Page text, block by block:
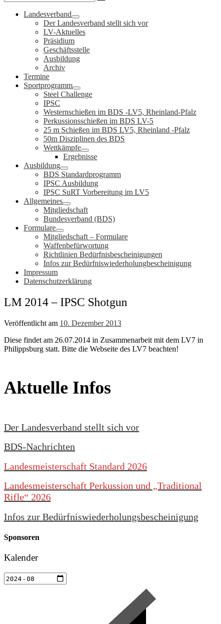
Suchen …
Landesverband
Der Landesverband stellt sich vor
LV-Aktuelles
Präsidium
Geschäftsstelle
Ausbildung
Archiv
Termine
Sportprogramm
Steel Challenge
IPSC
Westernschießen im BDS -LV5, Rheinland-Pfalz
Perkussionsschießen im BDS LV-5
25 m Schießen im BDS LV5, Rheinland -Pfalz
50m Disziplinen des BDS
Wettkämpfe
Ergebnisse
Ausbildung
BDS Standardprogramm
IPSC Ausbildung
IPSC SuRT Vorbereitung im LV5
Allgemeines
Mitgliedschaft
Bundesverband (BDS)
Formulare
Mitgliedschaft – Formulare
Waffenbefürwortung
Richtlinien Bedürfnisbescheinigungen
Infos zur Bedürfniswiederholungbescheinigung
Impressum
Datenschutzerklärung
LM 2014 – IPSC Shotgun
Veröffentlicht am 10. Dezember 2013
Diese findet am 26.07.2014 in Zusammenarbeit mit dem LV7 in
Philippsburg statt. Bitte die Webseite des LV7 beachten!
Aktuelle Infos
Der Landesverband stellt sich vor
BDS-Nachrichten
Landesmeisterschaft Standard 2026
Landesmeisterschaft Perkussion und „Traditional
Rifle“ 2026
Infos zur Bedürfniswiederholungsbescheinigung
Sponsoren
Kalender